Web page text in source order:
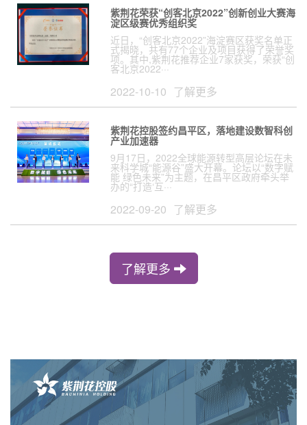
紫荆花荣获“创客北京2022”创新创业大赛海
淀区级赛优秀组织奖
近日，“创客北京2022”海淀赛区获奖名单正
式揭晓，共有77个企业及项目获得了荣誉奖
项。其中,紫荆花推荐企业7家获奖，荣获“创
客北京2022···
2022-10-10 了解更多
紫荆花控股签约昌平区，落地建设数智科创
产业加速器
9月17日，2022全球能源转型高层论坛在未
来科学城“能源谷”盛大开幕。论坛以“数字赋
能 绿色未来”为主题，在昌平区政府牵头举
办的“打造‘互···
2022-09-20 了解更多
了解更多